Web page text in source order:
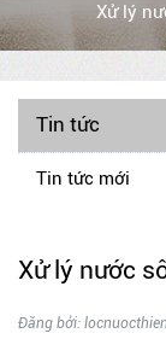
Xử lý
Tin tức
Tin tức mới
Xử lý nước
Đăng bởi: